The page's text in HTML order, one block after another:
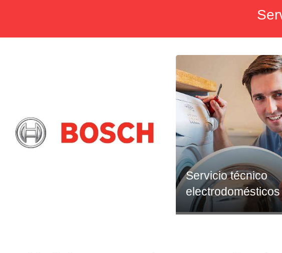
Servicio técnico
electrodomésticos